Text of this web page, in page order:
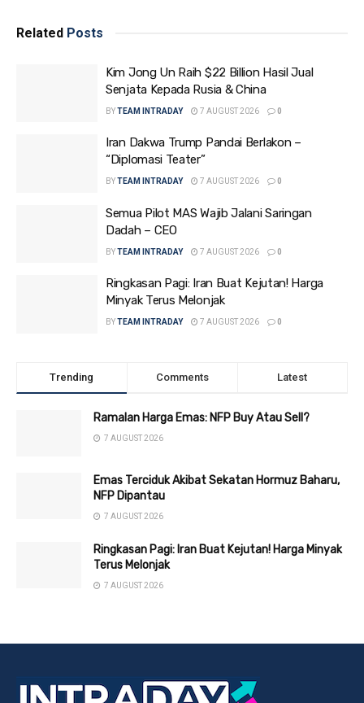
Related Posts
Kim Jong Un Raih $22 Billion Hasil Jual
Senjata Kepada Rusia & China
BYTEAM INTRADAY 7 AUGUST 2026 0
Iran Dakwa Trump Pandai Berlakon –
“Diplomasi Teater”
BYTEAM INTRADAY 7 AUGUST 2026 0
Semua Pilot MAS Wajib Jalani Saringan
Dadah – CEO
BYTEAM INTRADAY 7 AUGUST 2026 0
Ringkasan Pagi: Iran Buat Kejutan! Harga
Minyak Terus Melonjak
BYTEAM INTRADAY 7 AUGUST 2026 0
Trending Comments Latest
Ramalan Harga Emas: NFP Buy Atau Sell?
7 AUGUST 2026
Emas Terciduk Akibat Sekatan Hormuz Baharu,
NFP Dipantau
7 AUGUST 2026
Ringkasan Pagi: Iran Buat Kejutan! Harga Minyak
Terus Melonjak
7 AUGUST 2026